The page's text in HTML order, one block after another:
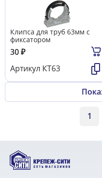
Клипса для труб 63мм с
фиксатором
30₽
Артикул КТ63
1